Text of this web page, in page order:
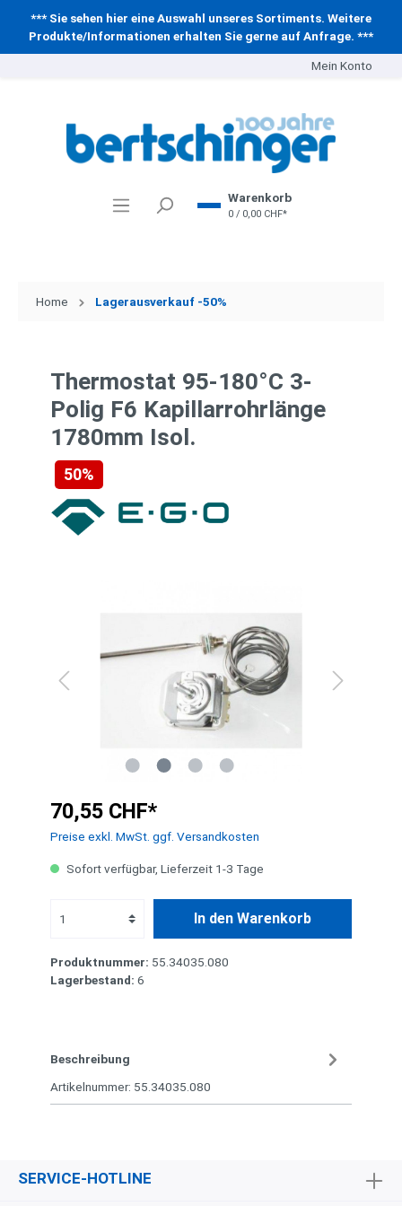
*** Sie sehen hier eine Auswahl unseres Sortiments. Weitere
Produkte/Informationen erhalten Sie gerne auf Anfrage. ***
Mein Konto
Warenkorb
0 / 0,00 CHF*
Home Lagerausverkauf -50%
Thermostat 95-180°C 3-
Polig F6 Kapillarrohrlänge
1780mm Isol.
50%
70,55 CHF*
Preise exkl. MwSt. ggf. Versandkosten
Sofort verfügbar, Lieferzeit 1-3 Tage
In den Warenkorb
Produktnummer: 55.34035.080
Lagerbestand: 6
Beschreibung
Artikelnummer: 55.34035.080
SERVICE-HOTLINE